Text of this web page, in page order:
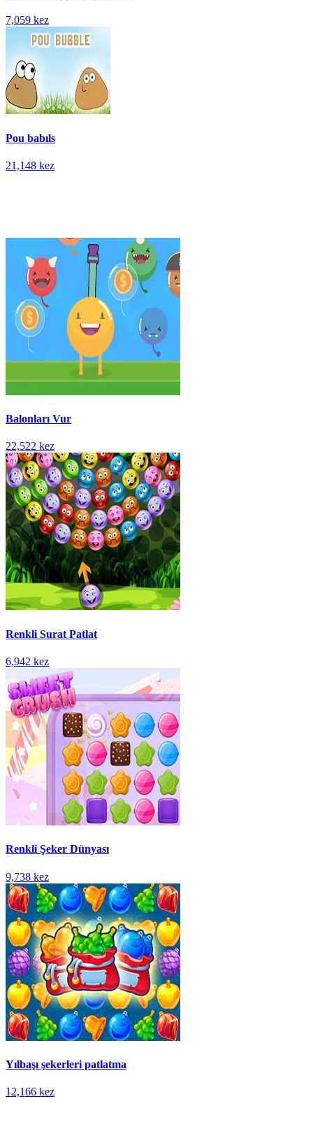
7,059 kez
Pou babıls
21,148 kez
Balonları Vur
22,522 kez
Renkli Surat Patlat
6,942 kez
Renkli Şeker Dünyası
9,738 kez
Yılbaşı şekerleri patlatma
12,166 kez